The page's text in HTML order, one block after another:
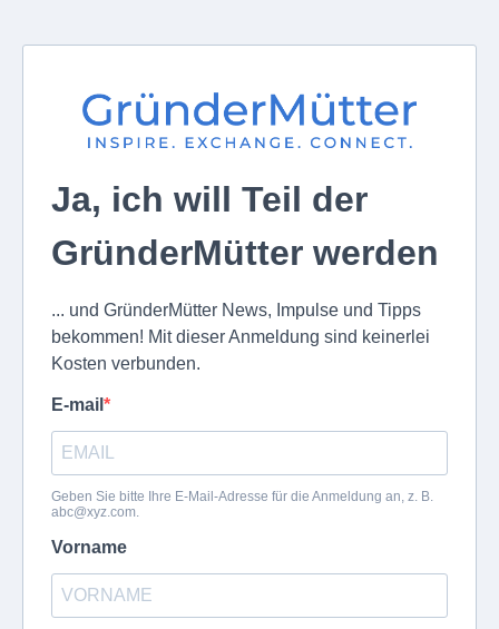
Ja, ich will Teil der
GründerMütter werden
... und GründerMütter News, Impulse und Tipps
bekommen! Mit dieser Anmeldung sind keinerlei
Kosten verbunden.
E-mail
Geben Sie bitte Ihre E-Mail-Adresse für die Anmeldung an, z. B.
abc@xyz.com.
Vorname